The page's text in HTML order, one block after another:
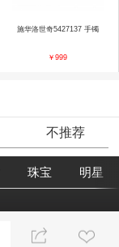
施华洛世奇5427137 手镯
￥999
不推荐
珠宝 明星